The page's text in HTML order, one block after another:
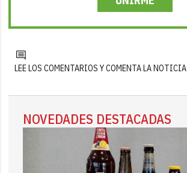
LEE LOS COMENTARIOS Y COMENTA LA NOTICIA
NOVEDADES DESTACADAS